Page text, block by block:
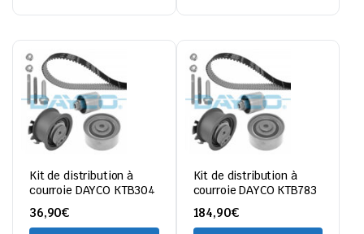
Kit de distribution à
courroie DAYCO KTB304
36,90€
Kit de distribution à
courroie DAYCO KTB783
184,90€